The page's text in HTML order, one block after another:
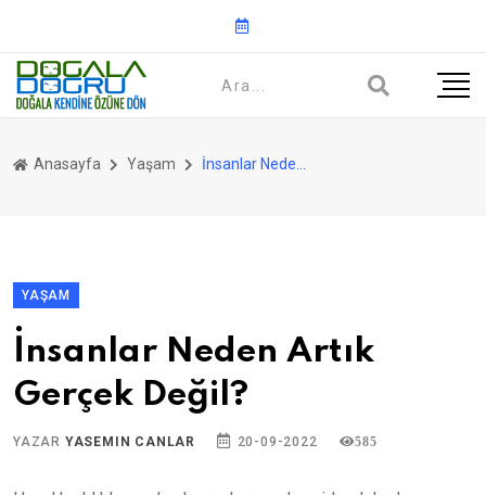
Anasayfa Yaşam
YAŞAM
İnsanlar Neden Artık
Gerçek Değil?
YAZAR YASEMIN CANLAR 20-09-2022 585